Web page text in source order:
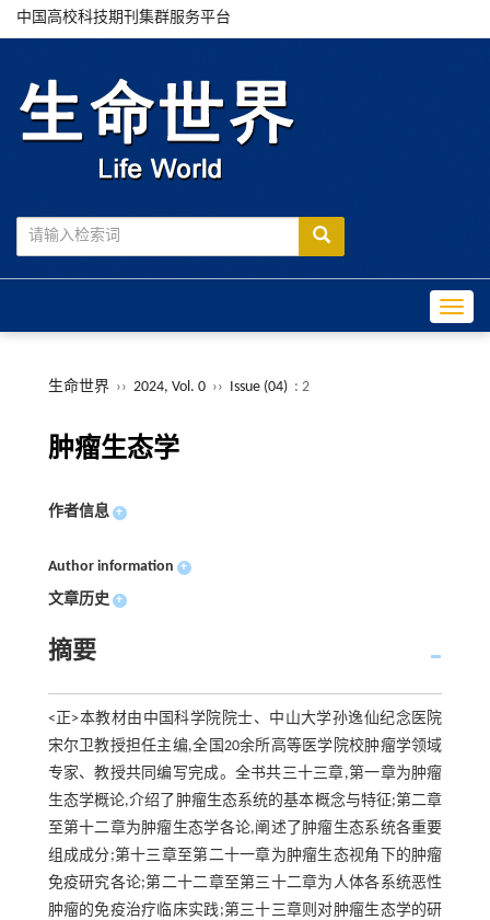
中国高校科技期刊集群服务平台
生命世界 ›› 2024, Vol. 0 ›› Issue (04) : 2
肿瘤生态学
作者信息 +
Author information +
文章历史 +
摘要
<正>本教材由中国科学院院士、中山大学孙逸仙纪念医院
宋尔卫教授担任主编,全国20余所高等医学院校肿瘤学领域
专家、教授共同编写完成。全书共三十三章,第一章为肿瘤
生态学概论,介绍了肿瘤生态系统的基本概念与特征;第二章
至第十二章为肿瘤生态学各论,阐述了肿瘤生态系统各重要
组成成分;第十三章至第二十一章为肿瘤生态视角下的肿瘤
免疫研究各论;第二十二章至第三十二章为人体各系统恶性
肿瘤的免疫治疗临床实践;第三十三章则对肿瘤生态学的研